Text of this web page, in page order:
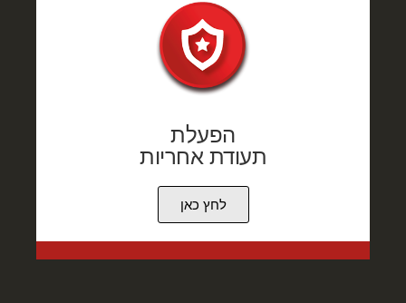
הפעלת
תעודת אחריות
לחץ כאן